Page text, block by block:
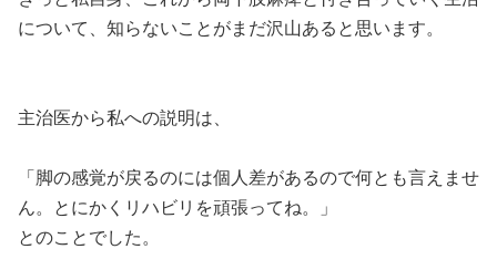
について、知らないことがまだ沢山あると思います。
主治医から私への説明は、
「脚の感覚が戻るのには個人差があるので何とも言えませ
ん。とにかくリハビリを頑張ってね。」
とのことでした。